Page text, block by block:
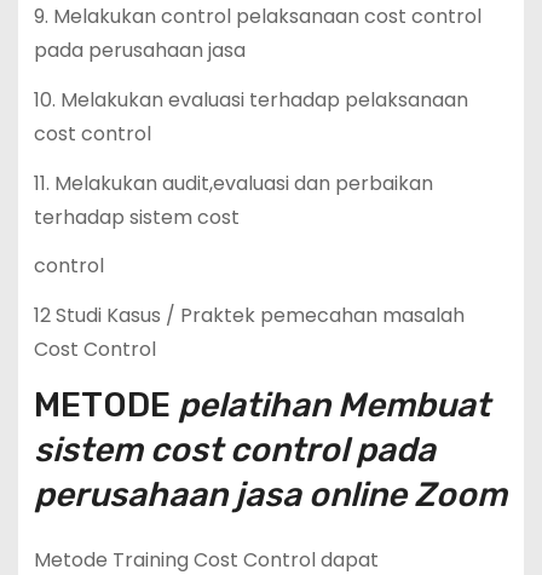
9. Melakukan control pelaksanaan cost control
pada perusahaan jasa
10. Melakukan evaluasi terhadap pelaksanaan
cost control
11. Melakukan audit,evaluasi dan perbaikan
terhadap sistem cost
control
12 Studi Kasus / Praktek pemecahan masalah
Cost Control
METODE pelatihan Membuat
sistem cost control pada
perusahaan jasa online Zoom
Metode Training Cost Control dapat